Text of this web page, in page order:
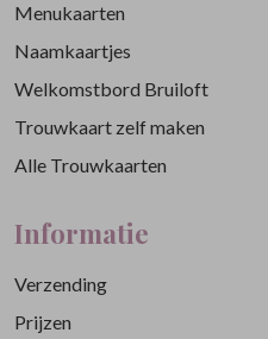
Menukaarten
Naamkaartjes
Welkomstbord Bruiloft
Trouwkaart zelf maken
Alle Trouwkaarten
Informatie
Verzending
Prijzen